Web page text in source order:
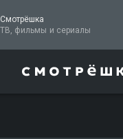
Смотрёшка
ТВ, фильмы и сериалы